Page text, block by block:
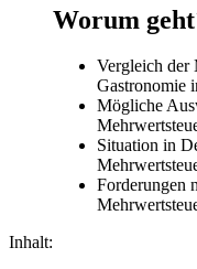
Worum
Vergleich der
Gastronomie
Mögliche
Situation in
Forderungen
Inhalt: